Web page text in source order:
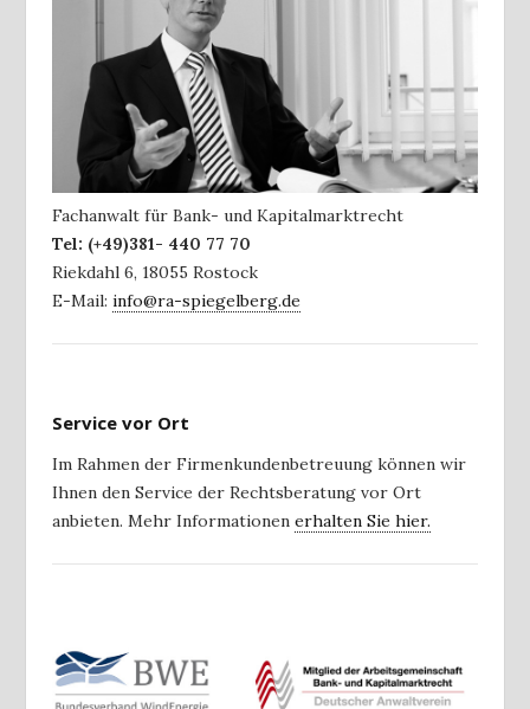
Fachanwalt für Bank- und Kapitalmarktrecht
Tel: (+49)381- 440 77 70
Riekdahl 6, 18055 Rostock
E-Mail: info@ra-spiegelberg.de
Service vor Ort
Im Rahmen der Firmenkundenbetreuung können wir
Ihnen den Service der Rechtsberatung vor Ort
anbieten. Mehr Informationen erhalten Sie hier.